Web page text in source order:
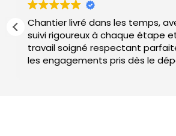
Chantier livré dans les temps,
suivi rigoureux à chaque étape et un
travail soigné respectant
les engagements pris dès le